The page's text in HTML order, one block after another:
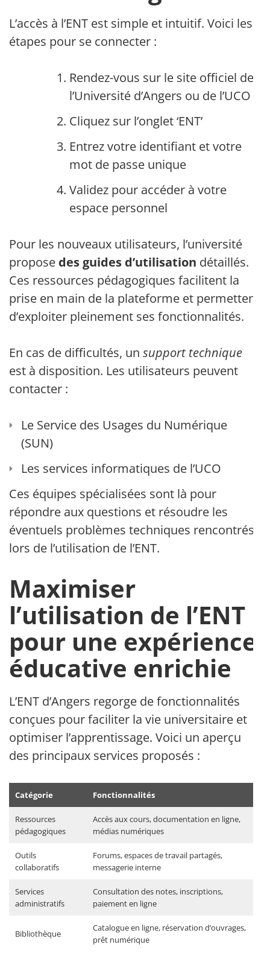
L’accès à l’ENT est simple et intuitif. Voici les
étapes pour se connecter :
Rendez-vous sur le site officiel de
l’Université d’Angers ou de l’UCO
Cliquez sur l’onglet ‘ENT’
Entrez votre identifiant et votre
mot de passe unique
Validez pour accéder à votre
espace personnel
Pour les nouveaux utilisateurs, l’université
propose des guides d’utilisation détaillés.
Ces ressources pédagogiques facilitent la
prise en main de la plateforme et permettent
d’exploiter pleinement ses fonctionnalités.
En cas de difficultés, un support technique
est à disposition. Les utilisateurs peuvent
contacter :
Le Service des Usages du Numérique
(SUN)
Les services informatiques de l’UCO
Ces équipes spécialisées sont là pour
répondre aux questions et résoudre les
éventuels problèmes techniques rencontrés
lors de l’utilisation de l’ENT.
Maximiser
l’utilisation de l’ENT
pour une expérience
éducative enrichie
L’ENT d’Angers regorge de fonctionnalités
conçues pour faciliter la vie universitaire et
optimiser l’apprentissage. Voici un aperçu
des principaux services proposés :
Catégorie Fonctionnalités
Ressources
pédagogiques
Accès aux cours, documentation en ligne,
médias numériques
Outils
collaboratifs
Forums, espaces de travail partagés,
messagerie interne
Services
administratifs
Consultation des notes, inscriptions,
paiement en ligne
Bibliothèque
Catalogue en ligne, réservation d’ouvrages,
prêt numérique